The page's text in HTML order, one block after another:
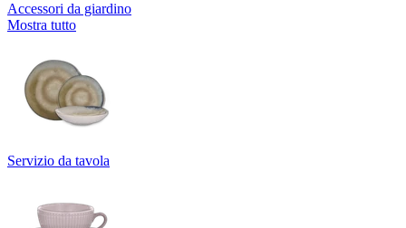
Accessori da giardino
Mostra tutto
Servizio da tavola